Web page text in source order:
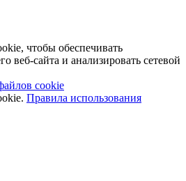
чтобы обеспечивать
веб-сайта и анализировать сетевой
cookie
Правила использования